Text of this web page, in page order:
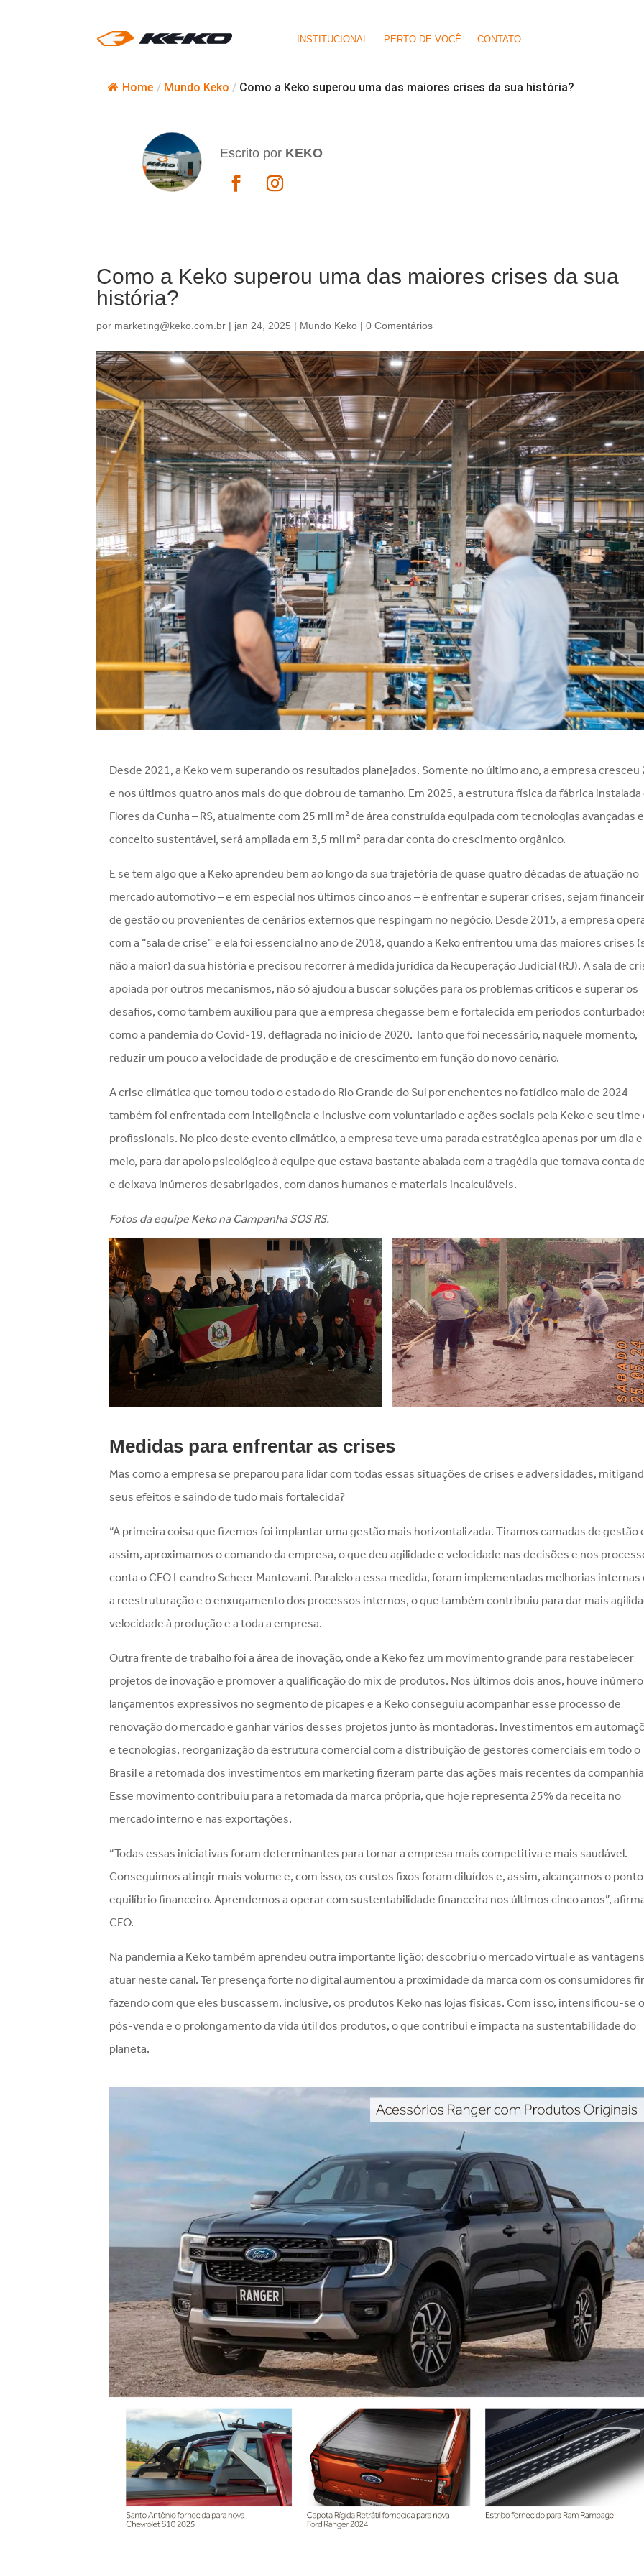
INSTITUCIONAL PERTO DE VOCÊ CONTATO
Home / Mundo Keko / Como a Keko superou uma das maiores crises da sua história?
Escrito por KEKO
Como a Keko superou uma das maiores crises da sua
história?
por marketing@keko.com.br | jan 24, 2025 | Mundo Keko |0 Comentários
Desde 2021, a Keko vem superando os resultados planejados. Somente no último ano, a empresa cresceu
e nos últimos quatro anos mais do que dobrou de tamanho. Em 2025, a estrutura física da fábrica instalada
Flores da Cunha – RS, atualmente com 25 mil m² de área construída equipada com tecnologias avançadas e
conceito sustentável, será ampliada em 3,5 mil m² para dar conta do crescimento orgânico.
E se tem algo que a Keko aprendeu bem ao longo da sua trajetória de quase quatro décadas de atuação no
mercado automotivo – e em especial nos últimos cinco anos – é enfrentar e superar crises, sejam
de gestão ou provenientes de cenários externos que respingam no negócio. Desde 2015, a empresa
com a “sala de crise” e ela foi essencial no ano de 2018, quando a Keko enfrentou uma das maiores crises
não a maior) da sua história e precisou recorrer à medida jurídica da Recuperação Judicial (RJ). A sala de
apoiada por outros mecanismos, não só ajudou a buscar soluções para os problemas críticos e superar os
desafios, como também auxiliou para que a empresa chegasse bem e fortalecida em períodos
como a pandemia do Covid-19, deflagrada no início de 2020. Tanto que foi necessário, naquele momento,
reduzir um pouco a velocidade de produção e de crescimento em função do novo cenário.
A crise climática que tomou todo o estado do Rio Grande do Sul por enchentes no fatídico maio de 2024
também foi enfrentada com inteligência e inclusive com voluntariado e ações sociais pela Keko e seu time
profissionais. No pico deste evento climático, a empresa teve uma parada estratégica apenas por um dia e
meio, para dar apoio psicológico à equipe que estava bastante abalada com a tragédia que tomava conta
e deixava inúmeros desabrigados, com danos humanos e materiais incalculáveis.
Fotos da equipe Keko na Campanha SOS RS.
Medidas para enfrentar as crises
Mas como a empresa se preparou para lidar com todas essas situações de crises e adversidades,
seus efeitos e saindo de tudo mais fortalecida?
“A primeira coisa que fizemos foi implantar uma gestão mais horizontalizada. Tiramos camadas de gestão
assim, aproximamos o comando da empresa, o que deu agilidade e velocidade nas decisões e nos
conta o CEO Leandro Scheer Mantovani. Paralelo a essa medida, foram implementadas melhorias internas
a reestruturação e o enxugamento dos processos internos, o que também contribuiu para dar mais
velocidade à produção e a toda a empresa.
Outra frente de trabalho foi a área de inovação, onde a Keko fez um movimento grande para restabelecer
projetos de inovação e promover a qualificação do mix de produtos. Nos últimos dois anos, houve
lançamentos expressivos no segmento de picapes e a Keko conseguiu acompanhar esse processo de
renovação do mercado e ganhar vários desses projetos junto às montadoras. Investimentos em
e tecnologias, reorganização da estrutura comercial com a distribuição de gestores comerciais em todo o
Brasil e a retomada dos investimentos em marketing fizeram parte das ações mais recentes da
Esse movimento contribuiu para a retomada da marca própria, que hoje representa 25% da receita no
mercado interno e nas exportações.
“Todas essas iniciativas foram determinantes para tornar a empresa mais competitiva e mais saudável.
Conseguimos atingir mais volume e, com isso, os custos fixos foram diluídos e, assim, alcançamos o
equilíbrio financeiro. Aprendemos a operar com sustentabilidade financeira nos últimos cinco anos”,
CEO.
Na pandemia a Keko também aprendeu outra importante lição: descobriu o mercado virtual e as
atuar neste canal. Ter presença forte no digital aumentou a proximidade da marca com os consumidores
fazendo com que eles buscassem, inclusive, os produtos Keko nas lojas físicas. Com isso, intensificou-se o
pós-venda e o prolongamento da vida útil dos produtos, o que contribui e impacta na sustentabilidade do
planeta.